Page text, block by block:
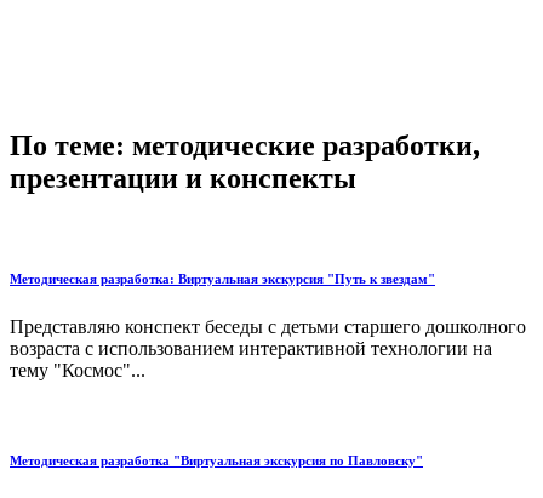
По теме: методические разработки,
презентации и конспекты
Методическая разработка: Виртуальная экскурсия "Путь к звездам"
Представляю конспект беседы с детьми старшего дошколного
возраста с использованием интерактивной технологии на
тему "Космос"...
Методическая разработка "Виртуальная экскурсия по Павловску"